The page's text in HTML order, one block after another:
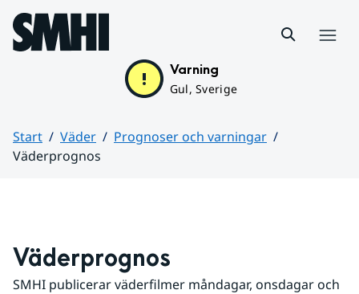
Hoppa till sidans innehåll
Varning
Gul, Sverige
Start Väder
Prognoser och varningar
Väderprognos
Väderprognos
SMHI publicerar väderfilmer måndagar, onsdagar och